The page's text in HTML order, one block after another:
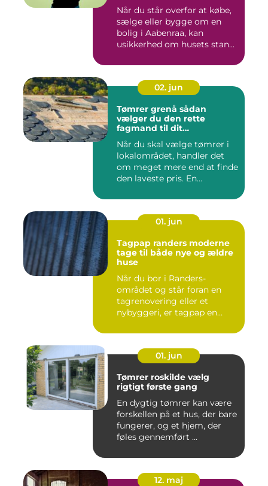
Når du står overfor at købe,
sælge eller bygge om en
bolig i Aabenraa, kan
usikkerhed om husets stan...
02. jun
Tømrer grenå sådan
vælger du den rette
fagmand til dit
Når du skal vælge tømrer i
lokalområdet, handler det
om meget mere end at finde
den laveste pris. En...
01. jun
Tagpap randers moderne
tage til både nye og ældre
huse
Når du bor i Randers-
området og står foran en
tagrenovering eller et
nybyggeri, er tagpap en
01. jun
Tømrer roskilde vælg
rigtigt første gang
En dygtig tømrer kan være
forskellen på et hus, der bare
fungerer, og et hjem, der
føles gennemført ...
12. maj